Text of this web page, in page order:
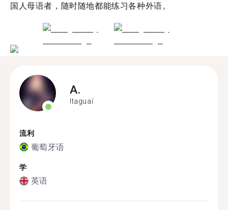
国人母语者，随时随地都能练习各种外语。
A.
Itaguaí
流利
葡萄牙语
学
英语